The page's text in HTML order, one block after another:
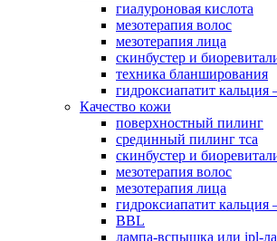
гиалуроновая кислота
мезотерапия волос
мезотерапия лица
скинбустер и
техника бланширования
гидроксиапатит кальция
Качество кожи
поверхностный пилинг
срединный пилинг тса
скинбустер и
мезотерапия волос
мезотерапия лица
гидроксиапатит кальция
BBL
лампа-вспышка или ipl-